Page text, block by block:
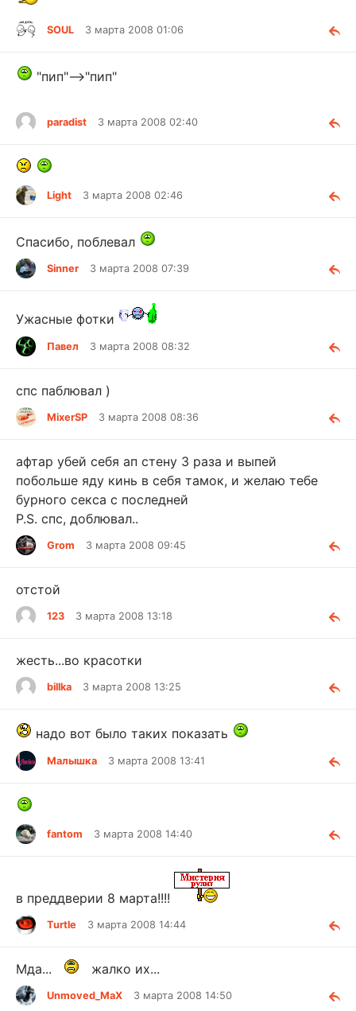
SOUL 3 марта 2008 01:06
"пип"-->"пип"
paradist 3 марта 2008 02:40
Light 3 марта 2008 02:46
Спасибо, поблевал
Sinner 3 марта 2008 07:39
Ужасные фотки
Павел 3 марта 2008 08:32
спс паблювал )
MixerSP 3 марта 2008 08:36
афтар убей себя ап стену 3 раза и выпей
побольше яду кинь в себя тамок, и желаю тебе
бурного секса с последней
P.S. спс, доблювал..
Grom 3 марта 2008 09:45
отстой
123 3 марта 2008 13:18
жесть...во красотки
billka 3 марта 2008 13:25
надо вот было таких показать
Малышка 3 марта 2008 13:41
fantom 3 марта 2008 14:40
в преддверии 8 марта!!!!
Turtle 3 марта 2008 14:44
Мда... жалко их...
Unmoved_MaX 3 марта 2008 14:50